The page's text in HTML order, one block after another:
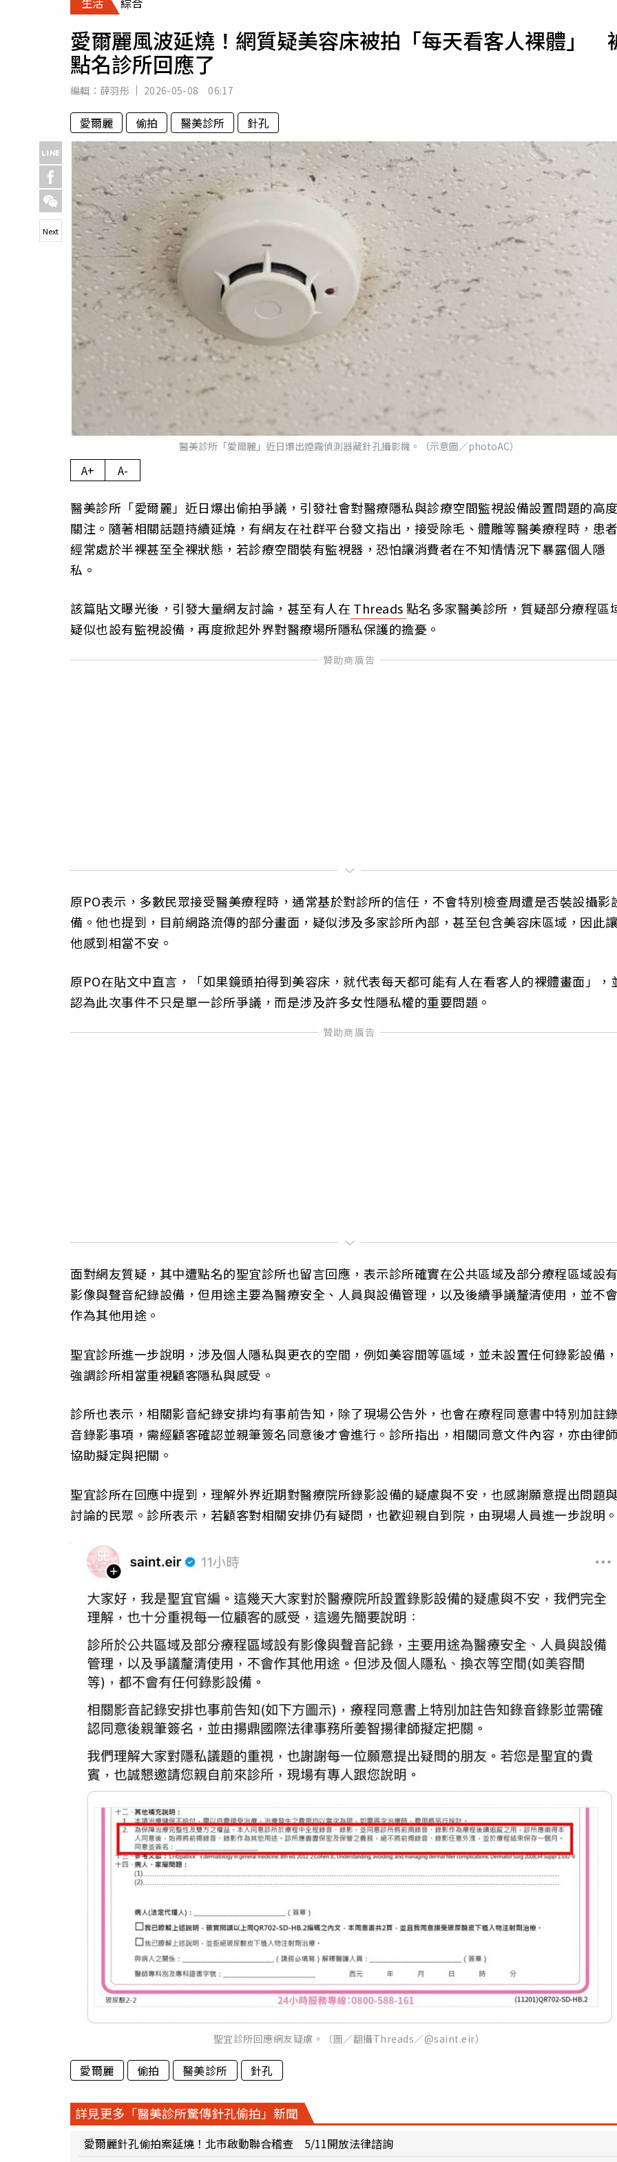
專欄
運勢
愛爾麗風波延燒！網質疑美容床被拍「每天看客人裸體」
點名診所回應了
編輯： 薛羽彤 2026-05-08 06:17
愛爾麗 偷拍 醫美診所 針孔
醫美診所「愛爾麗」近日爆出煙霧偵測器藏針孔攝影機。（示意圖／photoAC）
Next
A+ A-
醫美診所「愛爾麗」近日爆出偷拍爭議，引發社會對醫療隱私與診療空間監視設備設置問題的高
關注。隨著相關話題持續延燒，有網友在社群平台發文指出，接受除毛、體雕等醫美療程時，患
經常處於半裸甚至全裸狀態，若診療空間裝有監視器，恐怕讓消費者在不知情情況下暴露個人隱
私。
該篇貼文曝光後，引發大量網友討論，甚至有人在 Threads 點名多家醫美診所，質疑部分療程區
疑似也設有監視設備，再度掀起外界對醫療場所隱私保護的擔憂。
原PO表示，多數民眾接受醫美療程時，通常基於對診所的信任，不會特別檢查周遭是否裝設攝影
備。他也提到，目前網路流傳的部分畫面，疑似涉及多家診所內部，甚至包含美容床區域，因此
他感到相當不安。
原PO在貼文中直言，「如果鏡頭拍得到美容床，就代表每天都可能有人在看客人的裸體畫面」，
認為此次事件不只是單一診所爭議，而是涉及許多女性隱私權的重要問題。
面對網友質疑，其中遭點名的聖宜診所也留言回應，表示診所確實在公共區域及部分療程區域設
影像與聲音紀錄設備，但用途主要為醫療安全、人員與設備管理，以及後續爭議釐清使用，並不
作為其他用途。
聖宜診所進一步說明，涉及個人隱私與更衣的空間，例如美容間等區域，並未設置任何錄影設備
強調診所相當重視顧客隱私與感受。
診所也表示，相關影音紀錄安排均有事前告知，除了現場公告外，也會在療程同意書中特別加註
音錄影事項，需經顧客確認並親筆簽名同意後才會進行。診所指出，相關同意文件內容，亦由律
協助擬定與把關。
聖宜診所在回應中提到，理解外界近期對醫療院所錄影設備的疑慮與不安，也感謝願意提出問題
討論的民眾。診所表示，若顧客對相關安排仍有疑問，也歡迎親自到院，由現場人員進一步說明
聖宜診所回應網友疑慮。（圖／翻攝Threads／@saint.eir）
愛爾麗 偷拍 醫美診所 針孔
詳見更多「醫美診所驚傳針孔偷拍」新聞
愛爾麗針孔偷拍案延燒！北市啟動聯合稽查 5/11開放法律諮詢